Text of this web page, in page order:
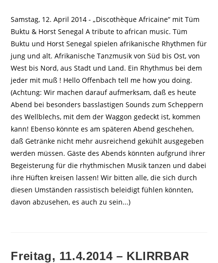
Samstag, 12. April 2014 - „Discothèque Africaine“ mit Tüm
Buktu & Horst Senegal A tribute to african music. Tüm
Buktu und Horst Senegal spielen afrikanische Rhythmen für
jung und alt. Afrikanische Tanzmusik von Süd bis Ost, von
West bis Nord, aus Stadt und Land. Ein Rhythmus bei dem
jeder mit muß ! Hello Offenbach tell me how you doing.
(Achtung: Wir machen darauf aufmerksam, daß es heute
Abend bei besonders basslastigen Sounds zum Scheppern
des Wellblechs, mit dem der Waggon gedeckt ist, kommen
kann! Ebenso könnte es am späteren Abend geschehen,
daß Getränke nicht mehr ausreichend gekühlt ausgegeben
werden müssen. Gäste des Abends könnten aufgrund ihrer
Begeisterung für die rhythmischen Musik tanzen und dabei
ihre Hüften kreisen lassen! Wir bitten alle, die sich durch
diesen Umständen rassistisch beleidigt fühlen könnten,
davon abzusehen, es auch zu sein...)
Freitag, 11.4.2014 – KLIRRBAR